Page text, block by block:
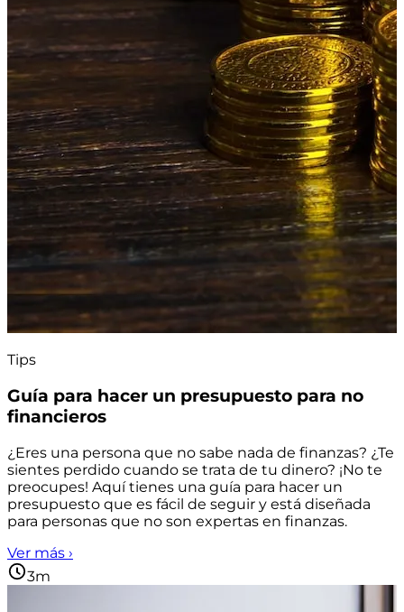
Tips
Guía para hacer un presupuesto para no
financieros
¿Eres una persona que no sabe nada de finanzas? ¿Te
sientes perdido cuando se trata de tu dinero? ¡No te
preocupes! Aquí tienes una guía para hacer un
presupuesto que es fácil de seguir y está diseñada
para personas que no son expertas en finanzas.
Ver más ›
3m